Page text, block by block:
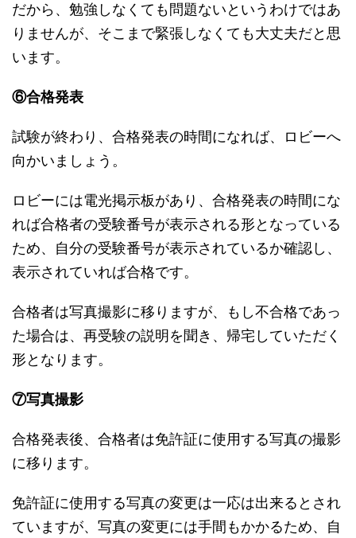
だから、勉強しなくても問題ないというわけではあ
りませんが、そこまで緊張しなくても大丈夫だと思
います。
⑥合格発表
試験が終わり、合格発表の時間になれば、ロビーへ
向かいましょう。
ロビーには電光掲示板があり、合格発表の時間にな
れば合格者の受験番号が表示される形となっている
ため、自分の受験番号が表示されているか確認し、
表示されていれば合格です。
合格者は写真撮影に移りますが、もし不合格であっ
た場合は、再受験の説明を聞き、帰宅していただく
形となります。
⑦写真撮影
合格発表後、合格者は免許証に使用する写真の撮影
に移ります。
免許証に使用する写真の変更は一応は出来るとされ
ていますが、写真の変更には手間もかかるため、自